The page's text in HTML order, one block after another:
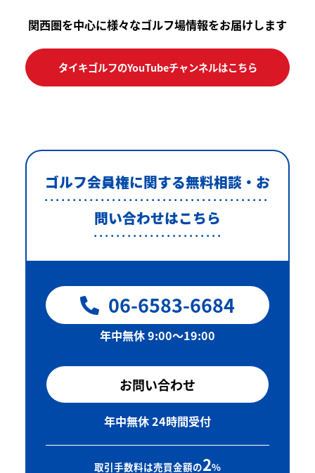
関西圏を中心に様々なゴルフ場情報をお届けします
タイキゴルフのYouTubeチャンネルはこちら
ゴルフ会員権に関する無料相談・お
問い合わせはこちら
06-6583-6684
年中無休 9:00〜19:00
お問い合わせ
年中無休 24時間受付
取引手数料は売買金額の2%